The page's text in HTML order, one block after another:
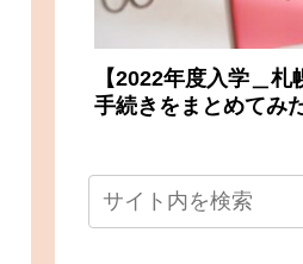
【2022年度入学＿
手続きをまとめてみ